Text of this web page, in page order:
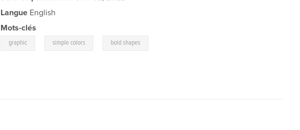
Langue English
Mots-clés
graphic simple colors bold shapes